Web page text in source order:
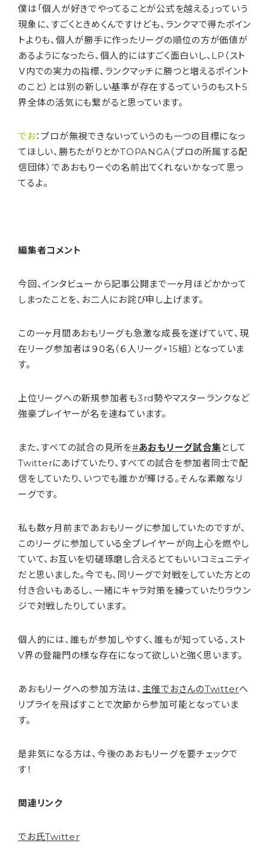
僕は「個人が好きでやってることが公式を越える」っていう
現象に、すごくときめくんですけども、ランクマで得たポイン
トよりも、個人が勝手に作ったリーグの順位の方が価値が
あるようになったら、個人的にはすごく面白いし、LP（スト
Ｖ内での実力の指標、ランクマッチに勝つと増えるポイント
のこと）とは別の新しい基準が存在するっていうのもスト5
界全体の活気にも繋がると思っています。
でお：プロが無視できないっていうのも一つの目標になっ
てほしい、勝ちたがりとかTOPANGA（プロの所属する配
信団体）であおもりーぐの名前出てくれないかなって思っ
てるよ。
編集者コメント
今回、インタビューから記事公開まで一ヶ月ほどかかって
しまったことを、お二人にお詫び申し上げます。
この一ヶ月間あおもリーグも急激な成長を遂げていて、現
在リーグ参加者は９０名（６人リーグ×15組）となっていま
す。
上位リーグへの新規参加者も3rd勢やマスターランクなど
強豪プレイヤーが名を連ねています。
また、すべての試合の見所を#あおもリーグ試合集 として
Twitterにあげていたり、すべての試合を参加者同士で配
信をしていたり、いつでも誰かが輝ける。そんな素敵なリ
ーグです。
私も数ヶ月前まであおもリーグに参加していたのですが、
このリーグに参加している全プレイヤーが向上心を燃やし
ていて、お互いを切磋琢磨し合えるとてもいいコミュニティ
だと思いました。今でも、同リーグで対戦をしていた方との
付き合いもあるし、一緒にキャラ対策を練っていたりラウン
ジで対戦したりしています。
個人的には、誰もが参加しやすく、誰もが知っている、スト
V界の登龍門の様な存在になって欲しいと強く思います。
あおもリーグへの参加方法は、 主催でおさんのTwitterへ
リプライを飛ばすことで次節から参加可能となっていま
す。
是非気になる方は、今後のあおもリーグを要チェックで
す！
関連リンク
でお氏Twitter